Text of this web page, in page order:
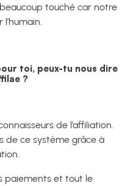
touché car notre
toi, peux-tu nous dire
?
de l’affiliation.
de ce système grâce à
paiements et tout le